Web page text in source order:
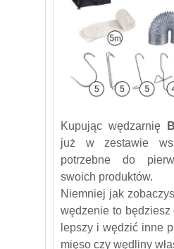
Kupując wędzarnię
już w zestawie
potrzebne do
swoich produktów.
Niemniej jak
wędzenie to będziesz
lepszy i wędzić inne
mięso czy wędliny